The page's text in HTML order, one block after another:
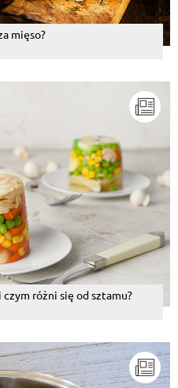
mięso?
różni się od sztamu?